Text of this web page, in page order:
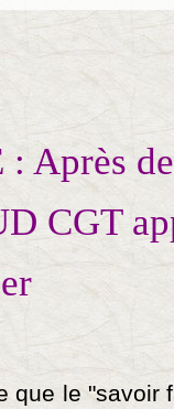
Après
CGT
que le "savoir